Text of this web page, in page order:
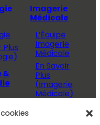
Plus
&
&
Imagerie
Médicale
L’Équipe
Imagerie
Médicale
En Savoir
Plus
(Imagerie
Médicale)